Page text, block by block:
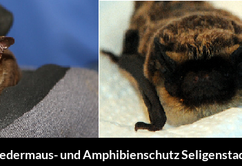
und Amphibienschutz